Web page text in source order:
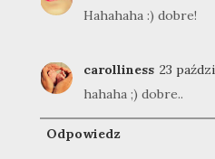
Hahahaha :) dobre!
carolliness 23
hahaha ;) dobre..
Odpowiedz